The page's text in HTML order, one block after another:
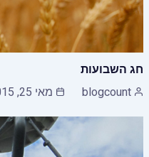
חג השבועות
blogcount מאי 25, 2015